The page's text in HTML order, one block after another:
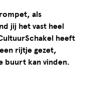
als
jij het vast heel
heeft
rijtje gezet,
buurt kan vinden.